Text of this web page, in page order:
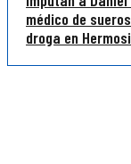
médico de
droga en